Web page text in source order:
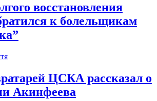
восстановления
к болельщикам
ЦСКА рассказал о
Акинфеева